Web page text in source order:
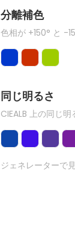
分離補色
色相が +150° と -
同じ明るさ
CIEALB 上の同じ
ジェネレーターで